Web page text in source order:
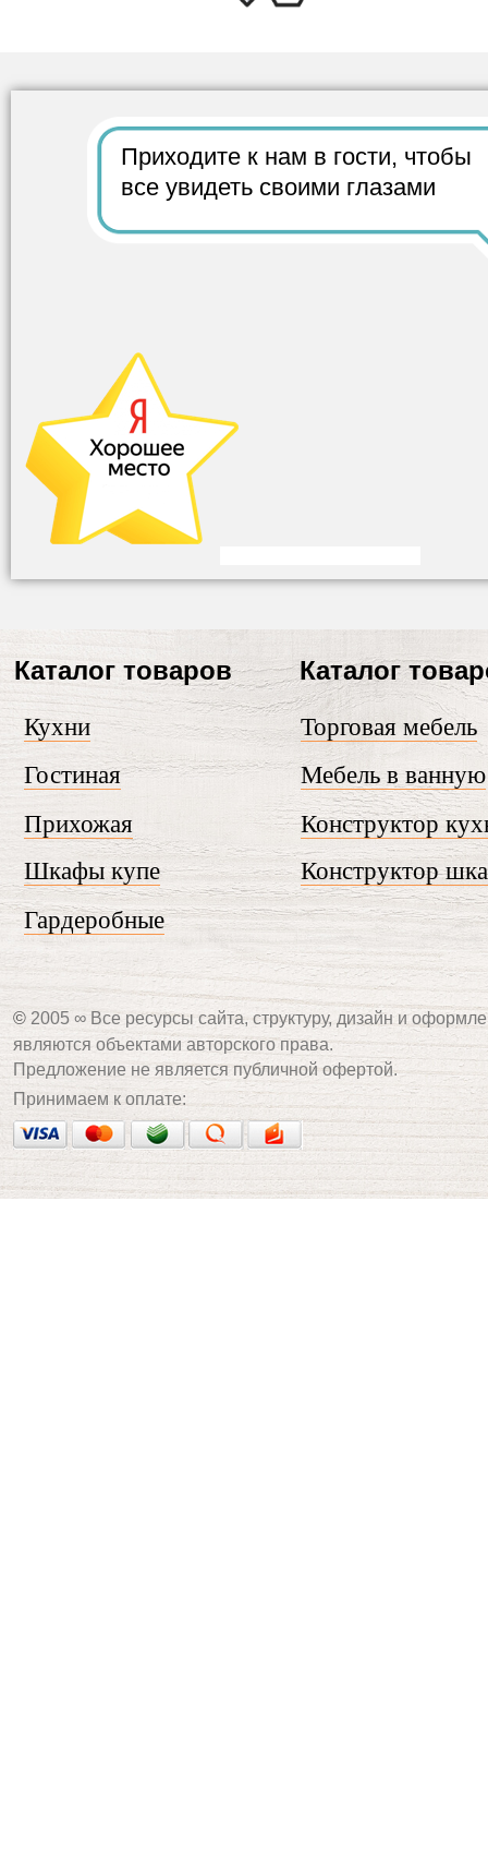
Приходите к нам в гости, чтобы
всеувидеть своими глазами
Конструктор
Каталог товаров
Гостиная
Гардеробные
Мебель в ванную
Конструктор
Принимаем к оплате:
Предложение не является публичной офертой.
Торговая мебель
Кухни
© 2005 ∞ Все ресурсы сайта, структуру, дизайн и
являются объектами авторского права.
Каталог
Прихожая
Шкафы купе